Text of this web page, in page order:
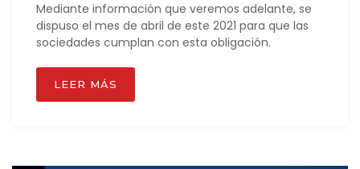
Mediante información que veremos adelante, se
dispuso el mes de abril de este 2021 para que las
sociedades cumplan con esta obligación.
LEER MÁS